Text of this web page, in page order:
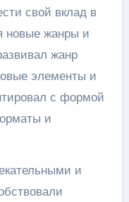
свой вклад в
новые жанры и
жанр
элементы и
с формой
и
и